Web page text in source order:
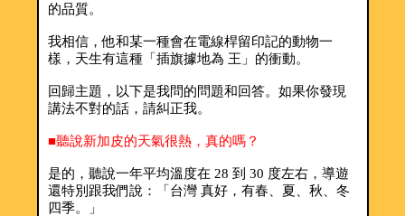
的品質。
我相信，他和某一種會在電線桿留印記的動物一
樣，天生有這種「插旗據地為 王」的衝動。
回歸主題，以下是我問的問題和回答。如果你發現
講法不對的話，請糾正我。
■聽說新加皮的天氣很熱，真的嗎？
是的，聽說一年平均溫度在 28 到 30 度左右，導遊
還特別跟我們說：「台灣 真好，有春、夏、秋、冬
四季。」